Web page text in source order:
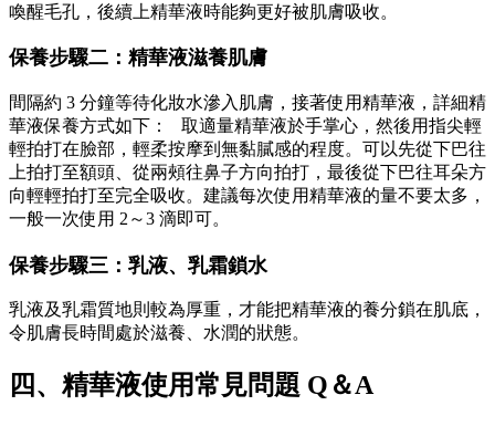
喚醒毛孔，後續上精華液時能夠更好被肌膚吸收。
保養步驟二：精華液滋養肌膚
間隔約 3 分鐘等待化妝水滲入肌膚，接著使用精華液，詳細精
華液保養方式如下：
取適量精華液於手掌心，然後用指尖輕
輕拍打在臉部，輕柔按摩到無黏膩感的程度。可以先從下巴往
上拍打至額頭、從兩頰往鼻子方向拍打，最後從下巴往耳朵方
向輕輕拍打至完全吸收。建議每次使用精華液的量不要太多，
一般一次使用 2～3 滴即可。
保養步驟三：乳液、乳霜鎖水
乳液及乳霜質地則較為厚重，才能把精華液的養分鎖在肌底，
令肌膚長時間處於滋養、水潤的狀態。
四、精華液使用常見問題 Q＆A